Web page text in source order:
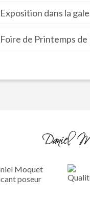
Exposition dans la
Foire de Printemps